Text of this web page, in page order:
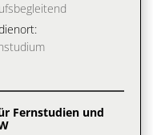
Fernstudien und